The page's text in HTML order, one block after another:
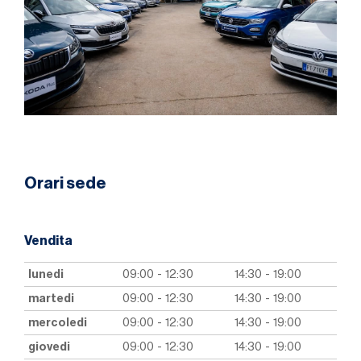
Orari sede
Vendita
lunedi 09:00 - 12:30 14:30 - 19:00
martedi 09:00 - 12:30 14:30 - 19:00
mercoledi 09:00 - 12:30 14:30 - 19:00
giovedi 09:00 - 12:30 14:30 - 19:00